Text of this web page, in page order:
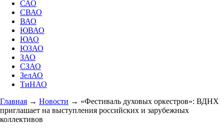
САО
СВАО
ВАО
ЮВАО
ЮАО
ЮЗАО
ЗАО
СЗАО
ЗелАО
ТиНАО
Главная → Новости → «Фестиваль духовых оркестров»: ВДНХ
приглашает на выступления российских и зарубежных
коллективов